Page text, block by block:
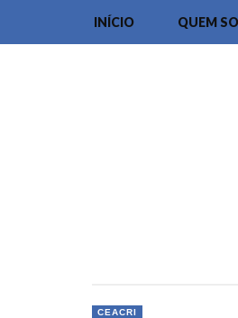
INÍCIO QUEM
CEACRI